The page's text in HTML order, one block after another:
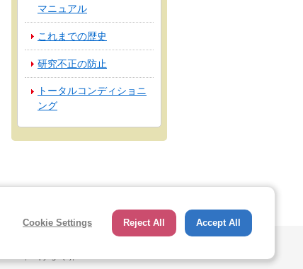
マニュアル
これまでの歴史
研究不正の防止
トータルコンディショニ
ング
ページトップへ
Cookie Settings Reject All Accept All